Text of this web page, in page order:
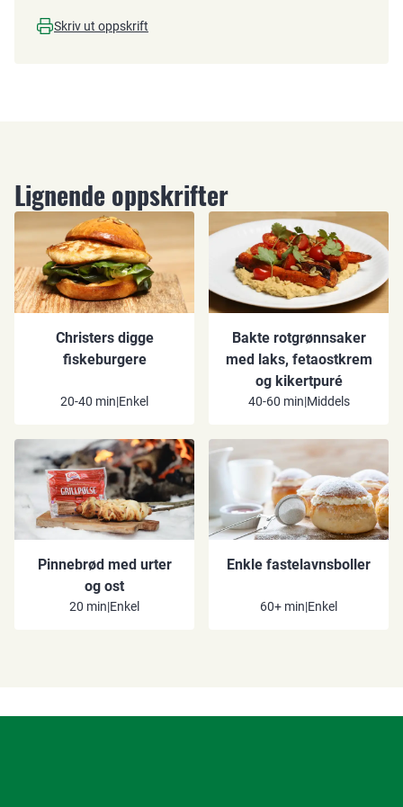
Skriv ut oppskrift
Lignende oppskrifter
Christers digge
fiskeburgere
20-40 min|Enkel
Bakte rotgrønnsaker
med laks, fetaostkrem
og kikertpuré
40-60 min|Middels
Pinnebrød med urter
og ost
20 min|Enkel
Enkle fastelavnsboller
60+ min|Enkel